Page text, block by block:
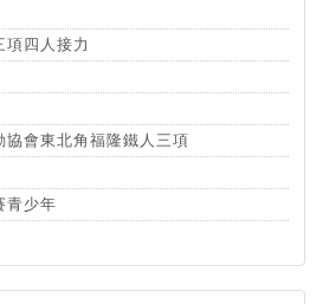
項四人接力
協會東北角福隆鐵人三項
青少年